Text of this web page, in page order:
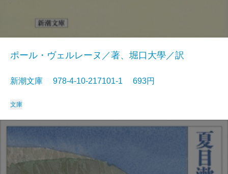
ポール・ヴェルレーヌ／著、堀口大學／訳
新潮文庫 978-4-10-217101-1 693円
文庫